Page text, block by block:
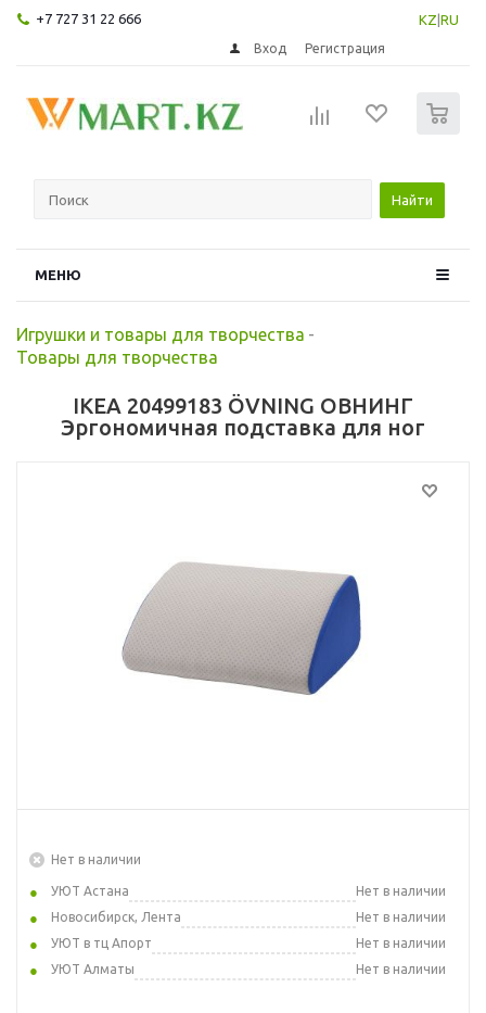
+7 727 31 22 666 KZ RU
Вход Регистрация
Найти
МЕНЮ
Игрушки и товары для творчества -
Товары для творчества
IKEA 20499183 ÖVNING ОВНИНГ
Эргономичная подставка для ног
Нет в наличии
УЮТ Астана
Нет в наличии
Новосибирск, Лента
Нет в наличии
УЮТ в тц Апорт
Нет в наличии
УЮТ Алматы
Нет в наличии